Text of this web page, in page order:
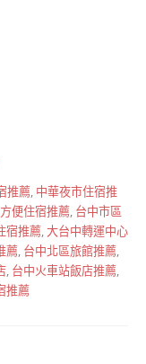
推薦, 中華夜市住宿推
便住宿推薦, 台中市區
宿推薦,大台中轉運中心
薦, 台中北區旅館推薦,
, 台中火車站飯店推薦,
推薦